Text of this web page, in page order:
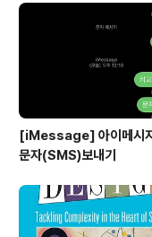
[iMessage] 아이메시
문자(SMS)보내기